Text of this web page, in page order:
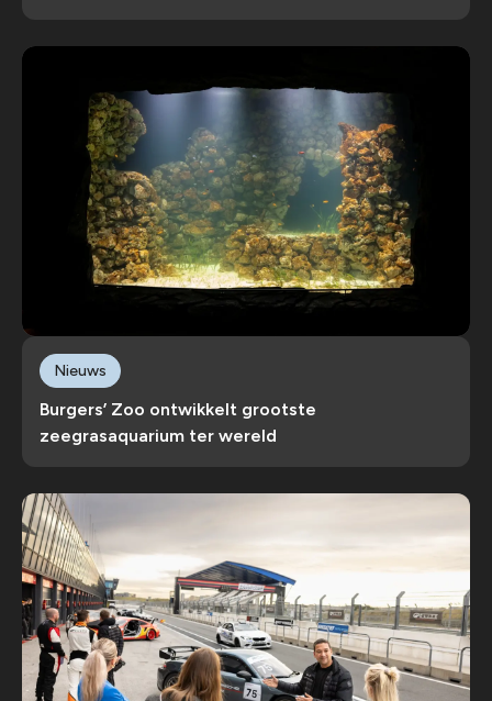
Burgers’ Zoo ontwikkelt grootste
zeegrasaquarium ter wereld
Nieuws